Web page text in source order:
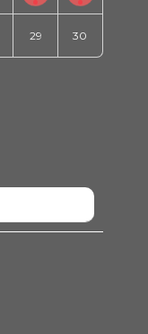
29 30